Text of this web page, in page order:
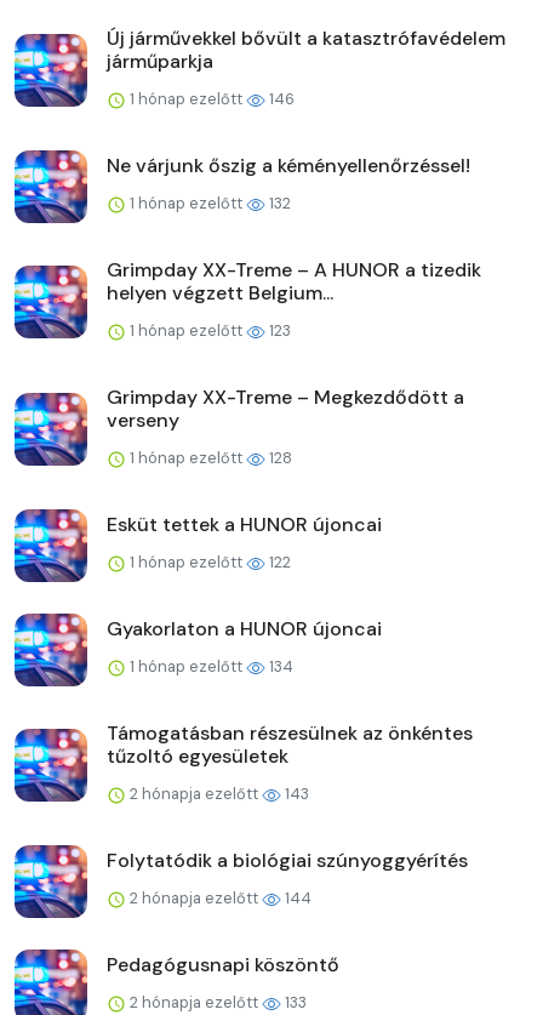
Új járművekkel bővült a katasztrófavédelem
járműparkja
1 hónap ezelőtt 146
Ne várjunk őszig a kéményellenőrzéssel!
1 hónap ezelőtt 132
Grimpday XX-Treme – A HUNOR a tizedik
helyen végzett Belgium...
1 hónap ezelőtt 123
Grimpday XX-Treme – Megkezdődött a
verseny
1 hónap ezelőtt 128
Esküt tettek a HUNOR újoncai
1 hónap ezelőtt 122
Gyakorlaton a HUNOR újoncai
1 hónap ezelőtt 134
Támogatásban részesülnek az önkéntes
tűzoltó egyesületek
2 hónapja ezelőtt 143
Folytatódik a biológiai szúnyoggyérítés
2 hónapja ezelőtt 144
Pedagógusnapi köszöntő
2 hónapja ezelőtt 133